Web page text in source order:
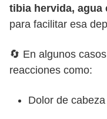
tibia hervida,
para facilitar esa
🔄 En algunos
reacciones como:
Dolor de cabeza